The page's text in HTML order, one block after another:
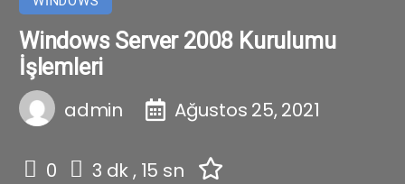
Windows Server 2008 Kurulumu
İşlemleri
admin Ağustos 25, 2021
0 3 dk , 15 sn